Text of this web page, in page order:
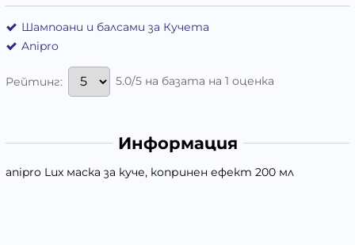
Шампоани и балсами за Кучета
Anipro
Рейтинг: 5.0/5 на базата на 1 оценка
Информация
anipro Lux маска за куче, копринен ефект 200 мл